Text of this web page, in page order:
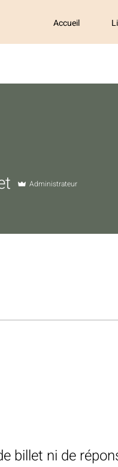
Accueil
billet ni de
Administrateur